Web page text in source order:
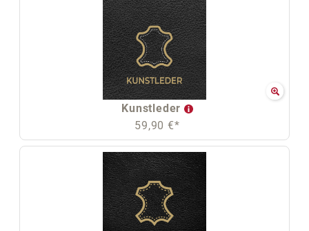
Kunstleder
59,90 €*